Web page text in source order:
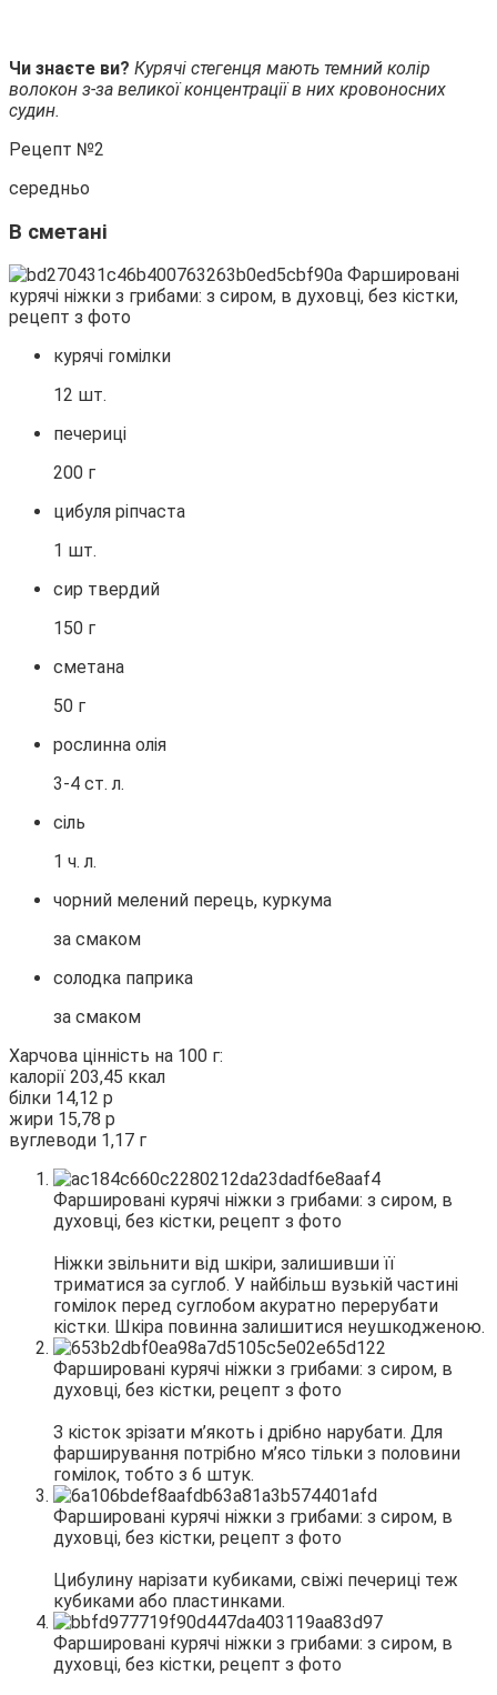
Чи знаєте ви? Курячі стегенця мають темний колір
волокон з-за великої концентрації в них кровоносних
судин.
Рецепт №2
середньо
В сметані
курячі гомілки
12 шт.
печериці
200 г
цибуля ріпчаста
1 шт.
сир твердий
150 г
сметана
50 г
рослинна олія
3-4 ст. л.
сіль
1 ч. л.
чорний мелений перець, куркума
за смаком
солодка паприка
за смаком
Харчова цінність на 100 г:
калорії 203,45 ккал
білки 14,12 р
жири 15,78 р
вуглеводи 1,17 г
Ніжки звільнити від шкіри, залишивши її
триматися за суглоб. У найбільш вузькій частині
гомілок перед суглобом акуратно перерубати
кістки. Шкіра повинна залишитися неушкодженою.
З кісток зрізати м’якоть і дрібно нарубати. Для
фарширування потрібно м’ясо тільки з половини
гомілок, тобто з 6 штук.
Цибулину нарізати кубиками, свіжі печериці теж
кубиками або пластинками.